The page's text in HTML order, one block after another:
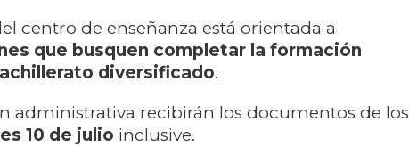
centro de enseñanza está orientada a
que busquen completar la formación
diversificado.
administrativa recibirán los documentos de los
10 de julio inclusive.